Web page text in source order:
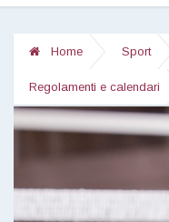
Home Sport
Regolamenti e calendari